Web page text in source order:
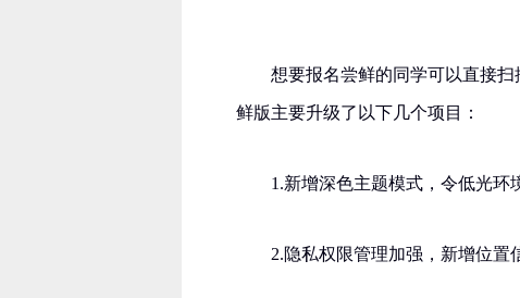
想要报名尝鲜的同学可以直接
鲜版主要升级了以下几个项目：
1.新增深色主题模式，令低光环
2.隐私权限管理加强，新增位置